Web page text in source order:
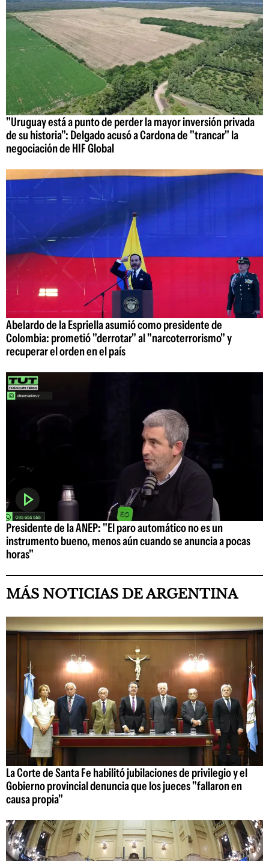
"Uruguay está a punto de perder la mayor inversión privada
de su historia": Delgado acusó a Cardona de "trancar" la
negociación de HIF Global
Abelardo de la Espriella asumió como presidente de
Colombia: prometió "derrotar" al "narcoterrorismo" y
recuperar el orden en el país
Presidente de la ANEP: "El paro automático no es un
instrumento bueno, menos aún cuando se anuncia a pocas
horas"
MÁS NOTICIAS DE ARGENTINA
La Corte de Santa Fe habilitó jubilaciones de privilegio y el
Gobierno provincial denuncia que los jueces "fallaron en
causa propia"